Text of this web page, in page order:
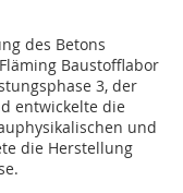
des Betons
Baustofflabor
3, der
ent­wickelte die
und
die Herstellung